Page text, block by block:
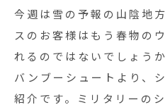
リアルなディテールにこ
ットやダウンベストなど
からでもすぐファッショ
ニング 9:00-11:00(オーダーストップ10:30)ラン
今週は雪の予報の山陰地
スのお客様はもう春物の
れるのではないでしょ
バンブーシュートより、
紹介です。ミリタリーの